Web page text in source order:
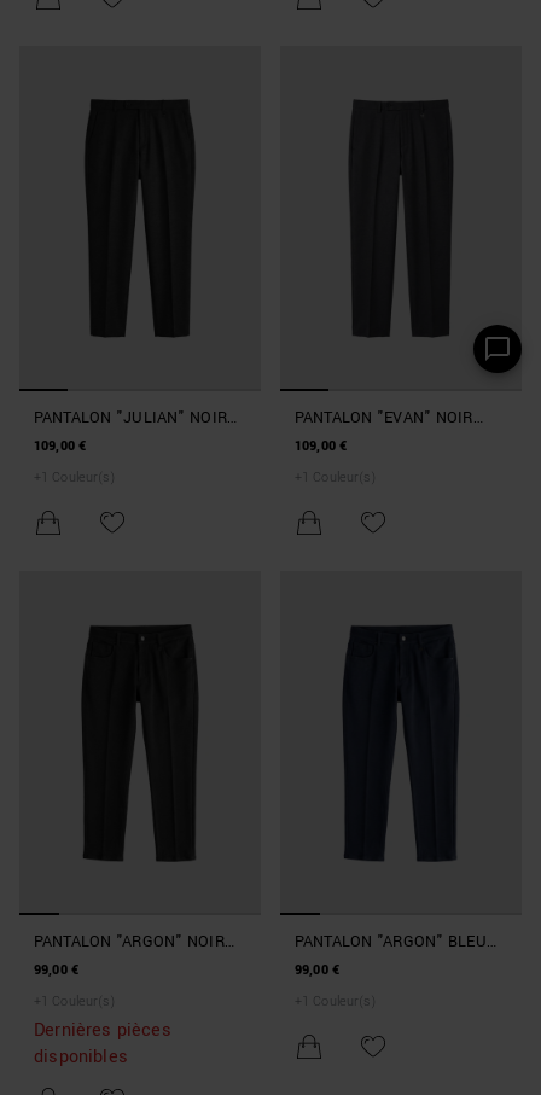
PANTALON "JULIAN" NOIR
REGULAR FIT EN VISCOSE
109,00 €
+
Couleur(s)
PANTALON "EVAN" NOIR
RELAXED FIT EN VISCOSE
109,00 €
+
Couleur(s)
PANTALON "ARGON" NOIR
SLIM FIT À LA CHEVILLE
99,00 €
+
Couleur(s)
Dernières pièces
disponibles
PANTALON "ARGON" BLEU
MARINE SLIM FIT À LA
99,00 €
+
Couleur(s)